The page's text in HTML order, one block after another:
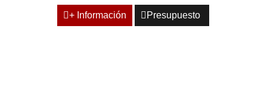
+ Información Presupuesto